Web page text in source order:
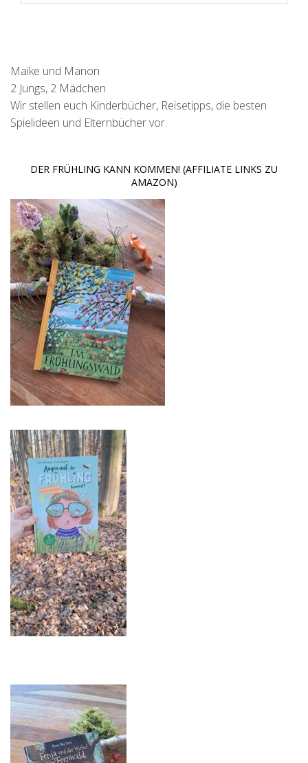
Maike und Manon
2 Jungs, 2 Mädchen
Wir stellen euch Kinderbücher, Reisetipps, die besten
Spielideen und Elternbücher vor.
DER FRÜHLING KANN KOMMEN! (AFFILIATE LINKS ZU
AMAZON)